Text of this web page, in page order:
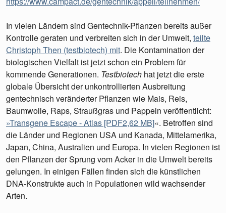
In vielen Ländern sind Gentechnik-Pflanzen bereits außer
Kontrolle geraten und verbreiten sich in der Umwelt, teilte
Christoph Then (testbiotech) mit. Die Kontamination der
biologischen Vielfalt ist jetzt schon ein Problem für
kommende Generationen. Testbiotech hat jetzt die erste
globale Übersicht der unkontrollierten Ausbreitung
gentechnisch veränderter Pflanzen wie Mais, Reis,
Baumwolle, Raps, Straußgras und Pappeln veröffentlicht:
»Transgene Escape - Atlas [PDF2,62 MB]«. Betroffen sind
die Länder und Regionen USA und Kanada, Mittelamerika,
Japan, China, Australien und Europa. In vielen Regionen ist
den Pflanzen der Sprung vom Acker in die Umwelt bereits
gelungen. In einigen Fällen finden sich die künstlichen
DNA-Konstrukte auch in Populationen wild wachsender
Arten.